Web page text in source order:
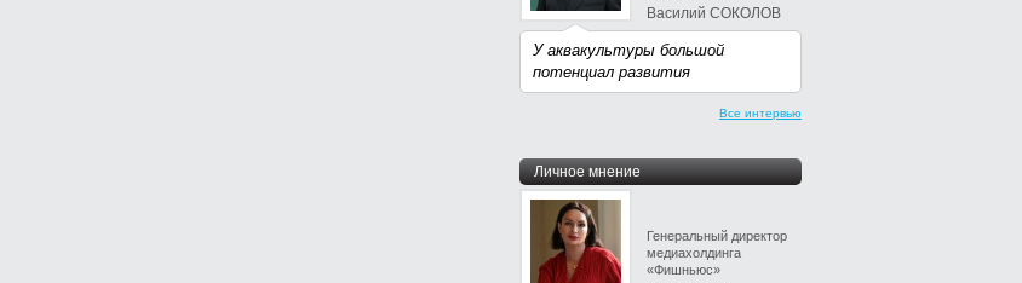
Василий СОКОЛОВ
У аквакультуры большой
потенциал развития
Все интервью
Личное мнение
Генеральный директор
медиахолдинга
«Фишньюс»